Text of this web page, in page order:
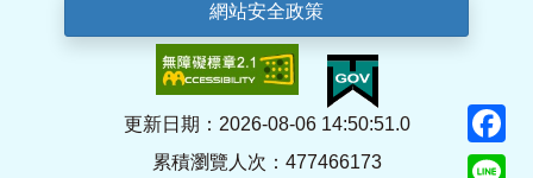
網站安全政策
更新日期：2026-08-06 14:50:51.0
累積瀏覽人次：477466173